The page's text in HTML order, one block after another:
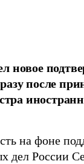
новое
после
на фоне
дел России